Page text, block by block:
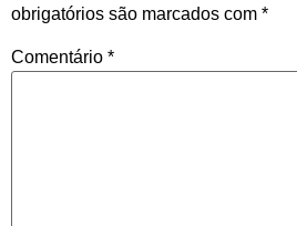
obrigatórios são marcados com *
Comentário *